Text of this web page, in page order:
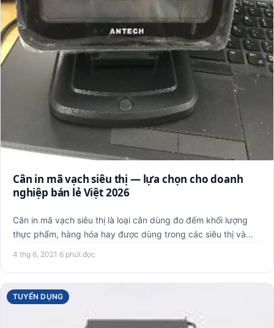
Cân in mã vạch siêu thị — lựa chọn cho doanh
nghiệp bán lẻ Việt 2026
Cân in mã vạch siêu thị là loại cân dùng đo đếm khối lượng
thực phẩm, hàng hóa hay được dùng trong các siêu thị và
4 thg 6, 2021 ·6 phút đọc
TUYỂN DỤNG